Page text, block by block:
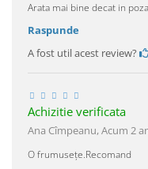
Arata mai bine decat in
Raspunde
A fost util acest review?
Achizitie verificata
Ana Cîmpeanu,Acum 2
O frumusețe.Recomand